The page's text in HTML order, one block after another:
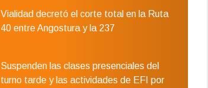
Vialidad decretó el corte total en la Ruta
40 entre Angostura y la 237
Suspenden las clases presenciales del
turno tarde y las actividades de EFI por